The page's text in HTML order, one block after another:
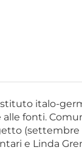
italo-
alle fonti.
e Linda